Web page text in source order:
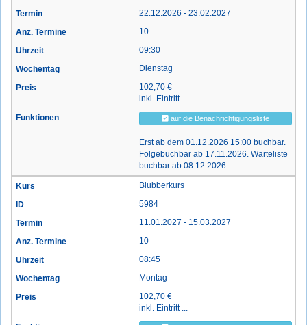
22.12.2026 - 23.02.2027
10
09:30
Dienstag
102,70 €
inkl. Eintritt ...
auf die Benachrichtigungsliste
Erst ab dem 01.12.2026 15:00 buchbar.
Folgebuchbar ab 17.11.2026. Warteliste
buchbar ab 08.12.2026.
Blubberkurs
5984
11.01.2027 - 15.03.2027
10
08:45
Montag
102,70 €
inkl. Eintritt ...